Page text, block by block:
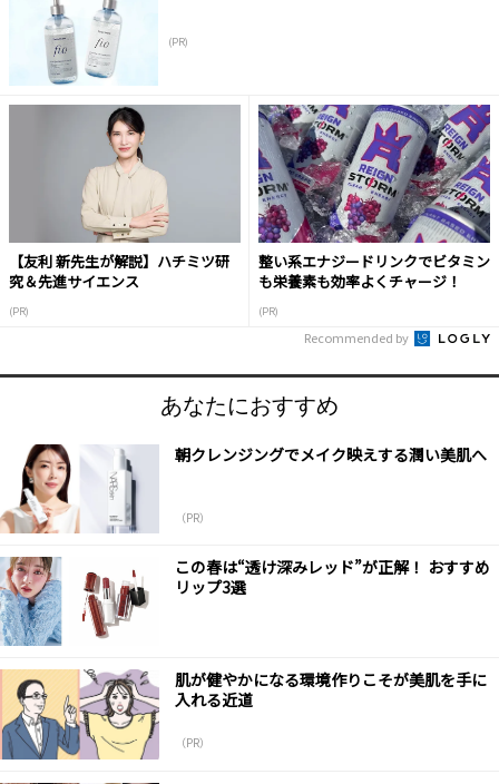
(PR)
【友利 新先生が解説】ハチミツ研
究＆先進サイエンス
(PR)
整い系エナジードリンクでビタミン
も栄養素も効率よくチャージ！
(PR)
Recommended by
あなたにおすすめ
朝クレンジングでメイク映えする潤い美肌へ
（PR）
この春は“透け深みレッド”が正解！ おすすめ
リップ3選
肌が健やかになる環境作りこそが美肌を手に
入れる近道
（PR）